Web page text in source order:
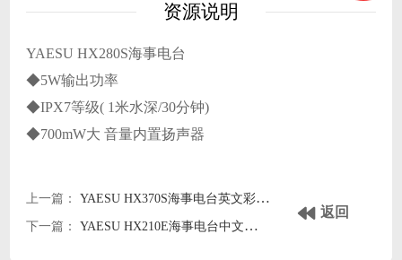
资源说明
YAESU HX280S海事电台
◆5W输出功率
◆IPX7等级( 1米水深/30分钟)
◆700mW大 音量内置扬声器
上一篇：
YAESU HX370S海事电台英文彩页下载
下一篇：
YAESU HX210E海事电台中文彩页下载
返回